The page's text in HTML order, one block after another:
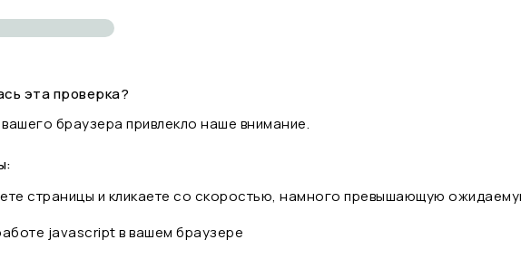
эта проверка?
браузера привлекло наше внимание.
страницы и кликаете со скоростью, намного превышающую
javascript в вашем браузере